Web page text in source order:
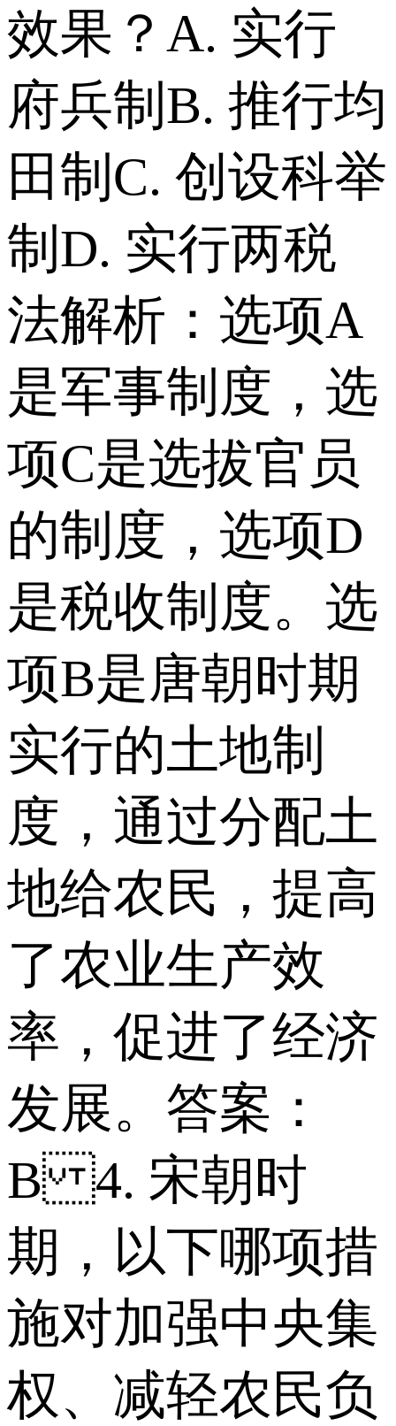
效果？ A. 实行
府兵制 B. 推行均
田制 C. 创设科举
制 D. 实行两税
法 解析：选项A
是军事制度，选
项C是选拔官员
的制度，选项D
是税收制度。选
项B是唐朝时期
实行的土地制
度，通过分配土
地给农民，提高
了农业生产效
率，促进了经济
发展。 答案：
B 4. 宋朝时
期，以下哪项措
施对加强中央集
权、减轻农民负